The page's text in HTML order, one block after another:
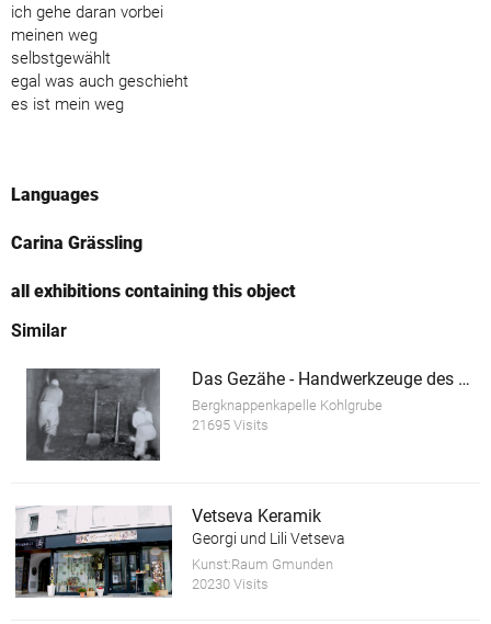
ich gehe daran vorbei
meinen weg
selbstgewählt
egal was auch geschieht
es ist mein weg
Languages
Carina Grässling
all exhibitions containing this object
Similar
Das Gezähe - Handwerkzeuge des Bergmannes
Bergknappenkapelle Kohlgrube
21695 Visits
Vetseva Keramik
Georgi und Lili Vetseva
Kunst:Raum Gmunden
20230 Visits